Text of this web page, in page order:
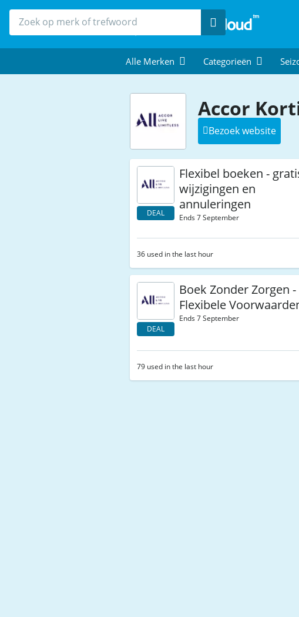
Zoek
Alle Merken Categorieën
Accor
Bezoek website
DEAL
Flexibel boeken -
wijzigingen en
annuleringen
Ends 7 September
36 used in the last hour
DEAL
Boek Zonder Zorgen -
Flexibele
Ends 7 September
79 used in the last hour